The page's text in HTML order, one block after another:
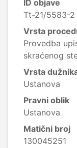
ID objave
Tt-21/5583-2
Vrsta
Provedba
skraćenog
Vrsta
Ustanova
Pravni oblik
Ustanova
Matični broj
130045251